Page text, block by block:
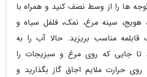
ها را از وسط نصف کنید و همراه با
هویج، سینه مرغ، نمک، فلفل سیاه و
مناسب بریزید. حالا آب را به
تا جایی که روی مرغ و سبزیجات را
روی حرارت ملایم اجاق گاز بگذارید و